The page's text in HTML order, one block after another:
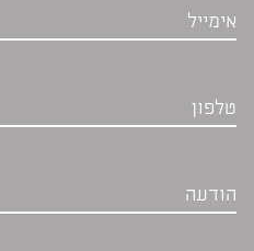
אימייל
טלפון
הודעה